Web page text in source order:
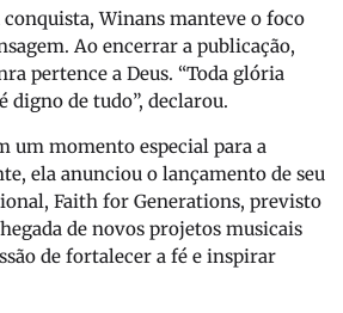
Winans manteve o foco
Ao encerrar a publicação,
pertence a Deus. “Toda glória
digno de tudo”, declarou.
um momento especial para a
ela anunciou o lançamento de seu
Faith for Generations, previsto
de novos projetos musicais
de fortalecer a fé e inspirar